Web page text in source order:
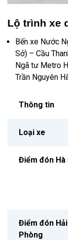
Lộ trình xe
Bến xe Nước
Sở) – Cầu
Ngã tư Metro
Trần Nguyên
Thông tin
Loại xe
Điểm đón Hà
Điểm đón Hải
Phòng